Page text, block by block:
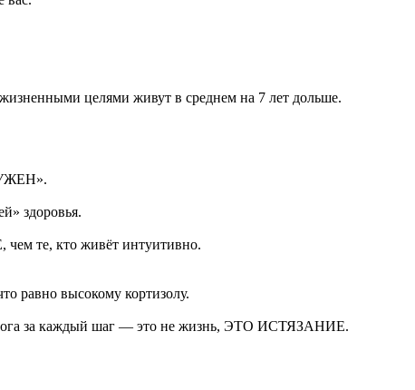
целями живут в среднем на 7 лет дольше.
здоровья.
те, кто живёт интуитивно.
равно высокому кортизолу.
за каждый шаг — это не жизнь, ЭТО ИСТЯЗАНИЕ.